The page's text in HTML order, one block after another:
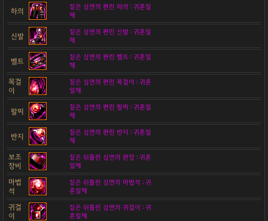
하의
짙은 심연의 편린 하의 : 귀혼일
체
신발
짙은 심연의 편린 신발 : 귀혼일
체
벨트
짙은 심연의 편린 벨트 : 귀혼일
체
목걸
이
짙은 심연의 편린 목걸이 : 귀혼
일체
팔찌
짙은 심연의 편린 팔찌 : 귀혼일
체
반지
짙은 심연의 편린 반지 : 귀혼일
체
보조
장비
짙은 뒤틀린 심연의 완장 : 귀혼
일체
마법
석
짙은 뒤틀린 심연의 마법석 : 귀
혼일체
귀걸
이
짙은 뒤틀린 심연의 귀걸이 : 귀
혼일체